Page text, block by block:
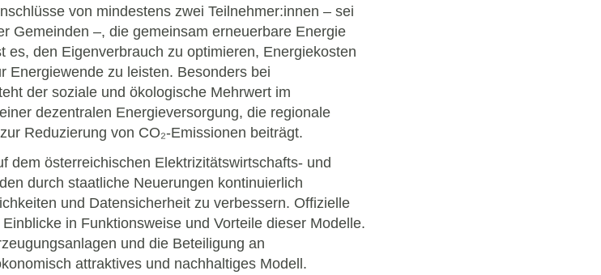
von mindestens zwei Teilnehmer:innen – sei
Gemeinden –, die gemeinsam erneuerbare Energie
es, den Eigenverbrauch zu optimieren, Energiekosten
Energiewende zu leisten. Besonders bei
der soziale und ökologische Mehrwert im
dezentralen Energieversorgung, die regionale
Reduzierung von CO₂-Emissionen beiträgt.
dem österreichischen Elektrizitätswirtschafts- und
durch staatliche Neuerungen kontinuierlich
und Datensicherheit zu verbessern. Offizielle
in Funktionsweise und Vorteile dieser Modelle.
und die Beteiligung an
attraktives und nachhaltiges Modell.